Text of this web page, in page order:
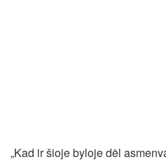
„Kad ir šioje byloje dėl